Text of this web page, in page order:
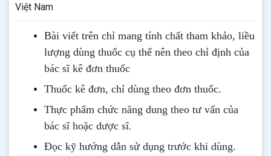
Việt Nam
Bài viết trên chỉ mang tính chất tham khảo, liều
lượng dùng thuốc cụ thể nên theo chỉ định của
bác sĩ kê đơn thuốc
Thuốc kê đơn, chỉ dùng theo đơn thuốc.
Thực phẩm chức năng dung theo tư vấn của
bác sĩ hoặc dược sĩ.
Đọc kỹ hướng dẫn sử dụng trước khi dùng.